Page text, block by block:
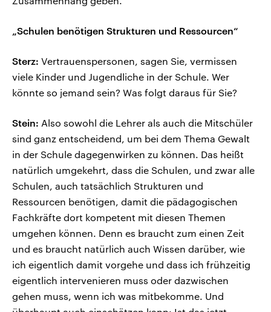
„Schulen benötigen Strukturen und Ressourcen“
Sterz: Vertrauenspersonen, sagen Sie, vermissen
viele Kinder und Jugendliche in der Schule. Wer
könnte so jemand sein? Was folgt daraus für Sie?
Stein: Also sowohl die Lehrer als auch die Mitschüler
sind ganz entscheidend, um bei dem Thema Gewalt
in der Schule dagegenwirken zu können. Das heißt
natürlich umgekehrt, dass die Schulen, und zwar alle
Schulen, auch tatsächlich Strukturen und
Ressourcen benötigen, damit die pädagogischen
Fachkräfte dort kompetent mit diesen Themen
umgehen können. Denn es braucht zum einen Zeit
und es braucht natürlich auch Wissen darüber, wie
ich eigentlich damit vorgehe und dass ich frühzeitig
eigentlich intervenieren muss oder dazwischen
gehen muss, wenn ich was mitbekomme. Und